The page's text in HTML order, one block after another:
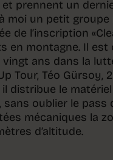
et prennent un
moi un petit
de l’inscription
en montagne. Il
vingt ans dans la
Tour, Téo
il distribue le
sans oublier le
mécaniques la
d’altitude.